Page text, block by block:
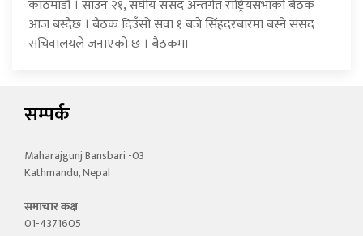
काठमाडौँ । साउन २१, संघीय संसद अन्तर्गत राष्ट्रियसभाको बैठक
आज बस्दैछ । बैठक दिउँसो सवा १ बजे सिंहदरबारमा बस्ने संसद
सचिवालयले जनाएको छ । बैठकमा
सम्पर्क
Maharajgunj Bansbari -03
Kathmandu, Nepal
समाचार कक्ष
01-4371605